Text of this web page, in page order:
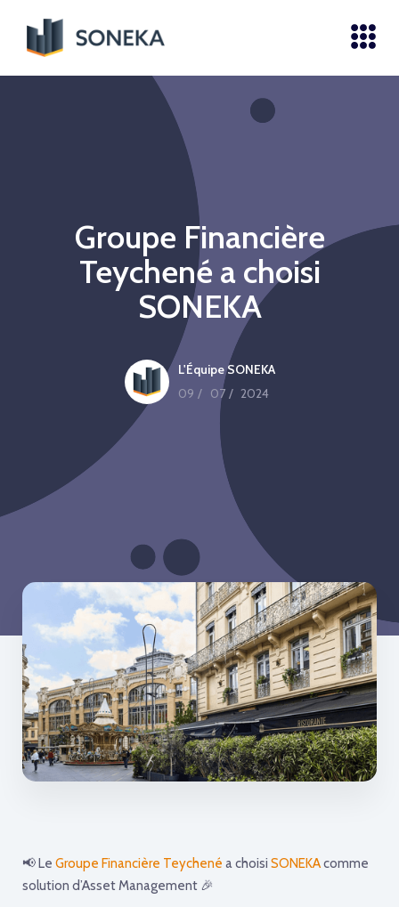
Groupe Financière
Teychené a choisi
SONEKA
L'Équipe SONEKA
09 / 07 / 2024
📢 Le Groupe Financière Teychené a choisi SONEKAcomme
solution d’Asset Management 🎉